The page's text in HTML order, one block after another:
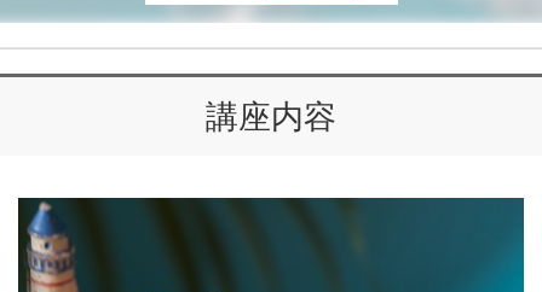
講座内容